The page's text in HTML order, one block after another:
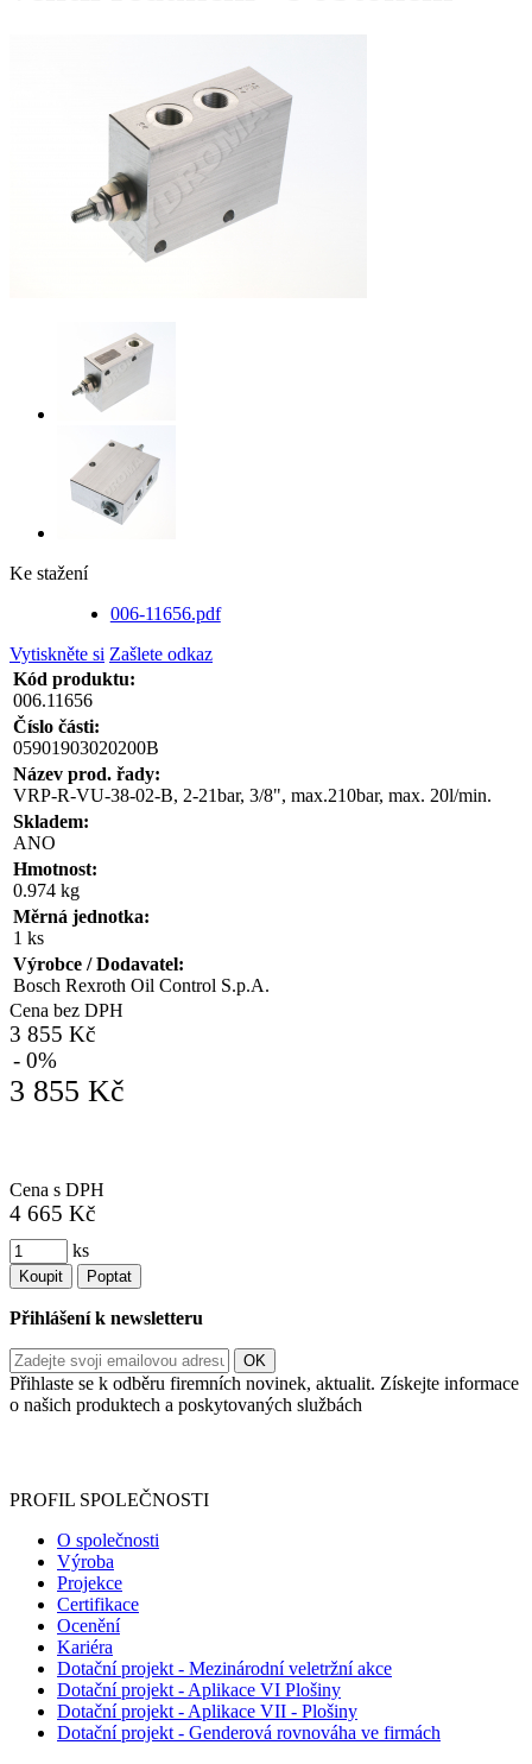
Ke stažení
006-11656.pdf
Vytiskněte si Zašlete odkaz
Kód produktu:
006.11656
Číslo části:
05901903020200B
Název prod. řady:
VRP-R-VU-38-02-B, 2-21bar, 3/8", max.210bar, max. 20l/min.
Skladem:
ANO
Hmotnost:
0.974 kg
Měrná jednotka:
1 ks
Výrobce / Dodavatel:
Bosch Rexroth Oil Control S.p.A.
Cena bez DPH
3 855 Kč
- 0%
3 855 Kč
Cena s DPH
4 665 Kč
ks
Koupit Poptat
Přihlášení k newsletteru
Přihlaste se k odběru firemních novinek, aktualit. Získejte informace
o našich produktech a poskytovaných službách
PROFIL SPOLEČNOSTI
O společnosti
Výroba
Projekce
Certifikace
Ocenění
Kariéra
Dotační projekt - Mezinárodní veletržní akce
Dotační projekt - Aplikace VI Plošiny
Dotační projekt - Aplikace VII - Plošiny
Dotační projekt - Genderová rovnováha ve firmách